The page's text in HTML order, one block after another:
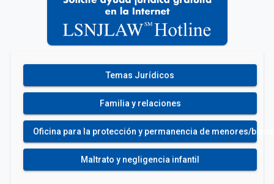
Temas Jurídicos
Familia y relaciones
Oficina para la protección y permanencia de menores/
Maltrato y negligencia infantil